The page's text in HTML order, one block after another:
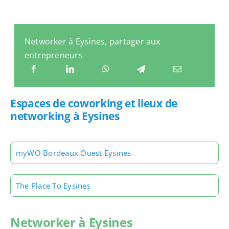
Networker à Eysines, partager aux
entrepreneurs
Espaces de coworking et lieux de
networking à Eysines
myWO Bordeaux Ouest Eysines
The Place To Eysines
Networker à Eysines